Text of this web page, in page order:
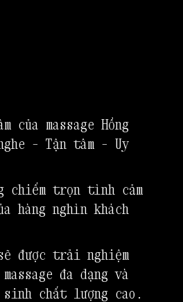
của massage Hồng
– Tận tâm – Uy
chiếm trọn tình cảm
hàng nghìn khách
được trải nghiệm
đa dạng và
sinh chất lượng cao.